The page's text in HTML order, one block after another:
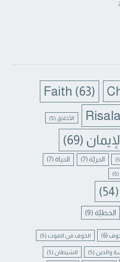
Faith (63)
الأخلاق (5)
(69)
الحريّة (7) الحياة (7)
(5)
(54)
الخطيّة (9)
(6) الخوف من الموت (5)
والدين (5) الشيطان (5)